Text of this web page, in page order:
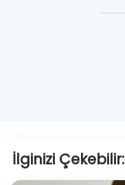
İlginizi Çekebilir: